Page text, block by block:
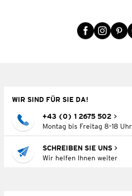
WIR SIND FÜR SIE DA!
+43 (0) 1 2675 502
Montag bis Freitag 8–18 Uhr
SCHREIBEN SIE UNS
Wir helfen Ihnen weiter